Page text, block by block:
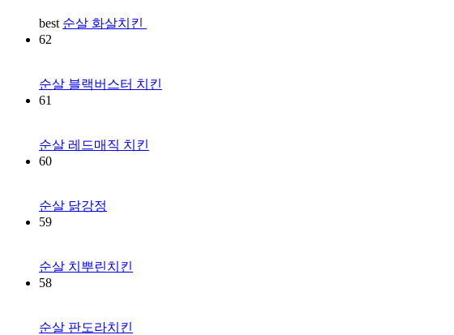
best 순살 화살치킨
62
순살 블랙버스터 치킨
61
순살 레드매직 치킨
60
순살 닭강정
59
순살 치뿌린치킨
58
순살 판도라치킨